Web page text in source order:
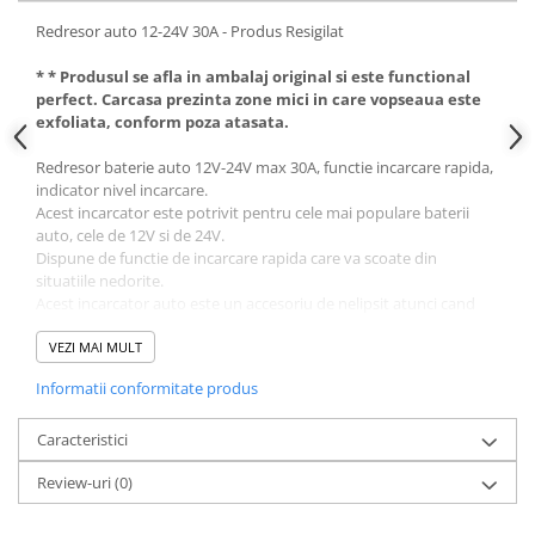
Ornamente Toba Auto
Plasa elastica & Organizator Auto
Prelate Auto
Scrumiere Auto
Stergatoare Parbriz
Suport Auto Ochelari
Suporti Numar Inmatriculare
Suporti Telefon Auto
Tetiera Auto
COVORASE AUTO
Covorase AUDI
Covorase BMW
Redresor auto 12-24V 30A - Produs Resigilat
* * Produsul se afla in ambalaj original si este functional
perfect. Carcasa prezinta zone mici in care vopseaua este
exfoliata, conform poza atasata.
Redresor baterie auto 12V-24V max 30A, functie incarcare rapida,
indicator nivel incarcare.
Acest incarcator este potrivit pentru cele mai populare baterii
auto, cele de 12V si de 24V.
Dispune de functie de incarcare rapida care va scoate din
situatiile nedorite.
porniti intr-o calatorie.
Este echipat cu un comutator special care va permite sa alegeti
incarca cu usurinta bateriile multor tipuri de masini, motociclete
si multe alte baterii.
Indicator nivel incarcare, maner confortabil
Incarcatorul dispune de un indicator care arata nivelul bateriei,
permitandu-va astfel sa incarcati dispozitivul la nivelul selectat.
Este foarte usor de utilizat, oricine poate incarca cu usurinta
VEZI MAI MULT
Informatii conformitate produs
Caracteristici
Review-uri(0)